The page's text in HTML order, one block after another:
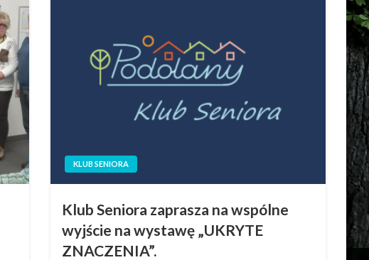
KLUB SENIORA
Klub Seniora zaprasza na wspólne
wyjście na wystawę „UKRYTE
ZNACZENIA”.